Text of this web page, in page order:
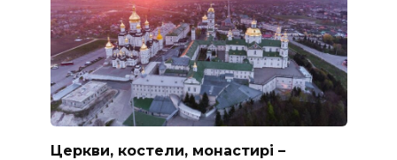
Церкви, костели, монастирі –